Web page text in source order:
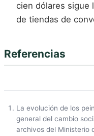
cien dólares sigue
de tiendas de
Referencias
La evolución de los
general del cambio
archivos del Ministerio